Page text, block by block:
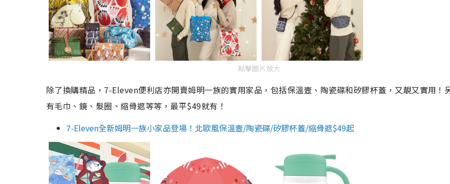
i
m
e
點擊圖片放大
除了換購精品，7-Eleven便利店亦開賣姆明一族的實用家品，包括保溫壼、陶瓷碟和矽膠杯蓋，又靚又實用！
有毛巾、鏡、髮圈、縮骨遮等等，最平$49就有！
7-Eleven全新姆明一族小家品登場！北歐風保溫壼/陶瓷碟/矽膠杯蓋/縮骨遮$49起